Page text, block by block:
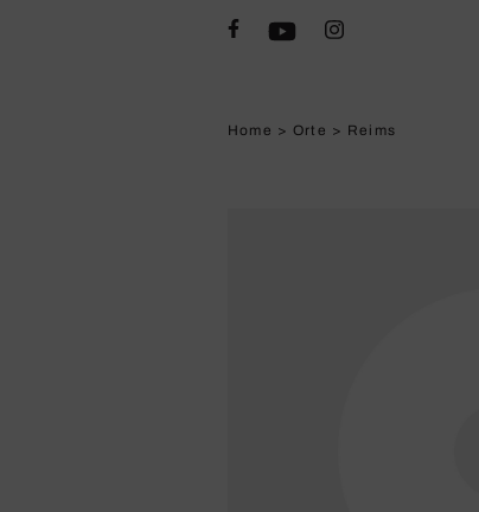
Home > Orte > Reims